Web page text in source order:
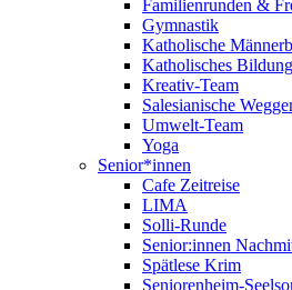
Familienrunden &
Gymnastik
Katholische
Katholisches
Kreativ-Team
Salesianische
Umwelt-Team
Yoga
Senior*innen
Cafe Zeitreise
LIMA
Solli-Runde
Senior:innen
Spätlese Krim
Seniorenheim-